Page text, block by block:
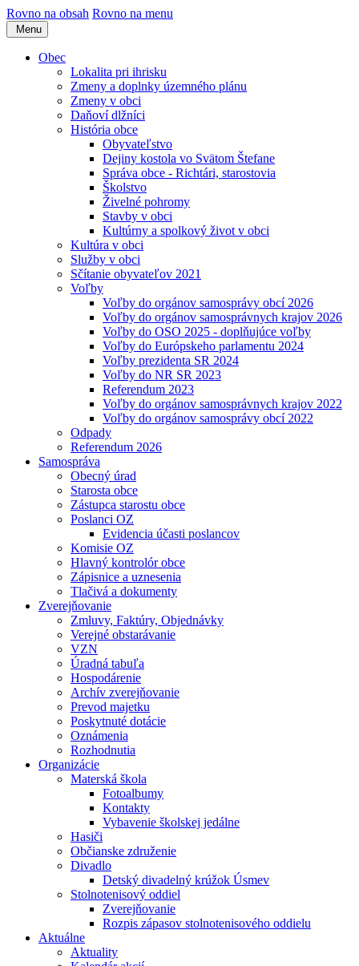
Rovno na obsah Rovno na menu
Menu
Obec
Lokalita pri ihrisku
Zmeny a doplnky územného plánu
Zmeny v obci
Daňoví dlžníci
História obce
Obyvateľstvo
Dejiny kostola vo Svätom Štefane
Správa obce - Richtári, starostovia
Školstvo
Živelné pohromy
Stavby v obci
Kultúrny a spolkový život v obci
Kultúra v obci
Služby v obci
Sčítanie obyvateľov 2021
Voľby
Voľby do orgánov samosprávy obcí 2026
Voľby do orgánov samosprávnych krajov 2026
Voľby do OSO 2025 - doplňujúce voľby
Voľby do Európskeho parlamentu 2024
Voľby prezidenta SR 2024
Voľby do NR SR 2023
Referendum 2023
Voľby do orgánov samosprávnych krajov 2022
Voľby do orgánov samosprávy obcí 2022
Odpady
Referendum 2026
Samospráva
Obecný úrad
Starosta obce
Zástupca starostu obce
Poslanci OZ
Evidencia účasti poslancov
Komisie OZ
Hlavný kontrolór obce
Zápisnice a uznesenia
Tlačivá a dokumenty
Zverejňovanie
Zmluvy, Faktúry, Objednávky
Verejné obstarávanie
VZN
Úradná tabuľa
Hospodárenie
Archív zverejňovanie
Prevod majetku
Poskytnuté dotácie
Oznámenia
Rozhodnutia
Organizácie
Materská škola
Fotoalbumy
Kontakty
Vybavenie školskej jedálne
Hasiči
Občianske združenie
Divadlo
Detský divadelný krúžok Úsmev
Stolnotenisový oddiel
Zverejňovanie
Rozpis zápasov stolnotenisového oddielu
Aktuálne
Aktuality